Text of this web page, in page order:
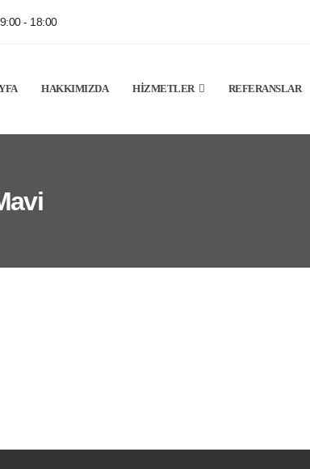
- 18:00
HAKKIMIZDA HIZMETLER REFERANSLAR